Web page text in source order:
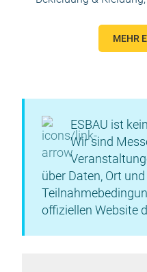
MEHR
ESBAU ist
Wir sind
über Daten, Ort und
offiziellen Website